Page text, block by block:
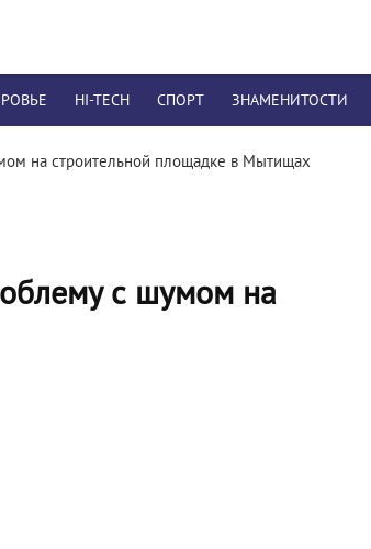
HI-TECH СПОРТ ЗНАМЕНИТОСТИ
на строительной площадке в Мытищах
с шумом на